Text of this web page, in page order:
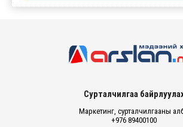
Сурталчилгаа
Маркетинг, сурталчилгааны
+976 89400100